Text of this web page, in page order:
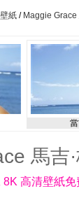
紙 / Maggie Grace
馬吉
高清壁紙免